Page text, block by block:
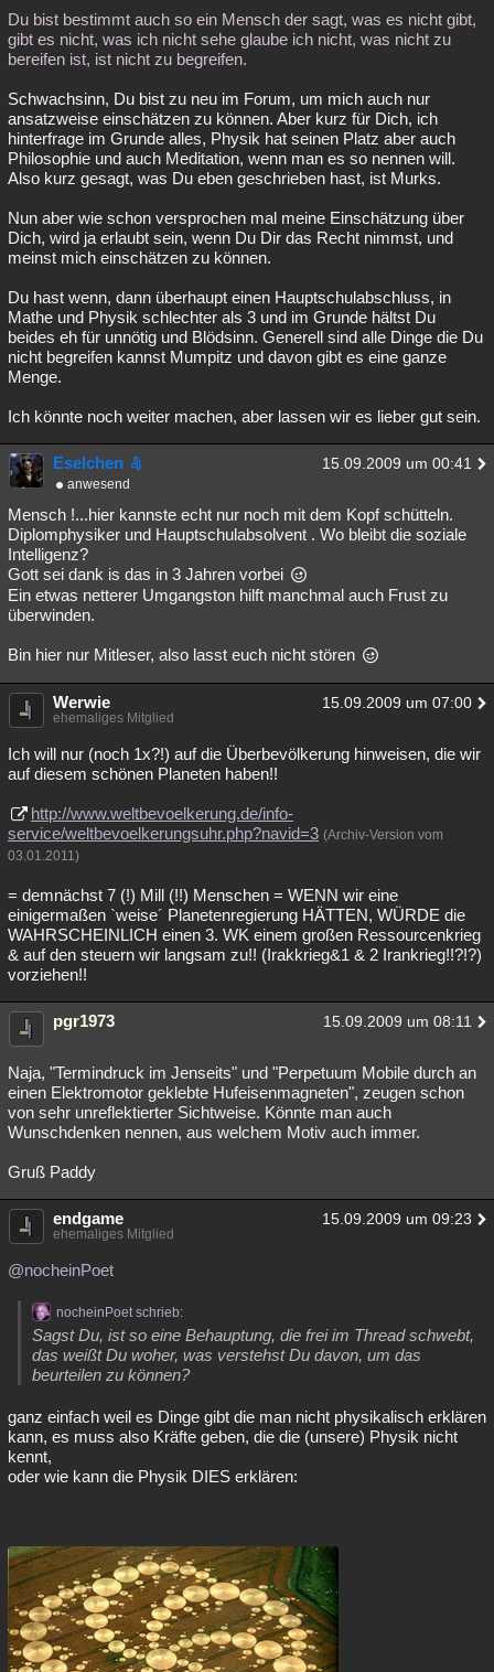
Du bist bestimmt auch so ein Mensch der sagt, was es nicht gibt,
gibt es nicht, was ich nicht sehe glaube ich nicht, was nicht zu
bereifen ist, ist nicht zu begreifen.
Schwachsinn, Du bist zu neu im Forum, um mich auch nur
ansatzweise einschätzen zu können. Aber kurz für Dich, ich
hinterfrage im Grunde alles, Physik hat seinen Platz aber auch
Philosophie und auch Meditation, wenn man es so nennen will.
Also kurz gesagt, was Du eben geschrieben hast, ist Murks.
Nun aber wie schon versprochen mal meine Einschätzung über
Dich, wird ja erlaubt sein, wenn Du Dir das Recht nimmst, und
meinst mich einschätzen zu können.
Du hast wenn, dann überhaupt einen Hauptschulabschluss, in
Mathe und Physik schlechter als 3 und im Grunde hältst Du
beides eh für unnötig und Blödsinn. Generell sind alle Dinge die Du
nicht begreifen kannst Mumpitz und davon gibt es eine ganze
Menge.
Ich könnte noch weiter machen, aber lassen wir es lieber gut sein.
Eselchen 15.09.2009 um 00:41
anwesend
Mensch !...hier kannste echt nur noch mit dem Kopf schütteln.
Diplomphysiker und Hauptschulabsolvent . Wo bleibt die soziale
Intelligenz?
Gott sei dank is das in 3 Jahren vorbei
Ein etwas netterer Umgangston hilft manchmal auch Frust zu
überwinden.
Bin hier nur Mitleser, also lasst euch nicht stören
Werwie 15.09.2009 um 07:00
ehemaliges Mitglied
Ich will nur (noch 1x?!) auf die Überbevölkerung hinweisen, die wir
auf diesem schönen Planeten haben!!
http://www.weltbevoelkerung.de/info-
service/weltbevoelkerungsuhr.php?navid=3 (Archiv-Version vom
03.01.2011)
= demnächst 7 (!) Mill (!!) Menschen = WENN wir eine
einigermaßen `weise´ Planetenregierung HÄTTEN, WÜRDE die
WAHRSCHEINLICH einen 3. WK einem großen Ressourcenkrieg
& auf den steuern wir langsam zu!! (Irakkrieg&1 & 2 Irankrieg!!?!?)
vorziehen!!
pgr1973 15.09.2009 um 08:11
Naja, "Termindruck im Jenseits" und "Perpetuum Mobile durch an
einen Elektromotor geklebte Hufeisenmagneten", zeugen schon
von sehr unreflektierter Sichtweise. Könnte man auch
Wunschdenken nennen, aus welchem Motiv auch immer.
Gruß Paddy
endgame 15.09.2009 um 09:23
ehemaliges Mitglied
@nocheinPoet
nocheinPoet schrieb:
Sagst Du, ist so eine Behauptung, die frei im Thread schwebt,
das weißt Du woher, was verstehst Du davon, um das
beurteilen zu können?
ganz einfach weil es Dinge gibt die man nicht physikalisch erklären
kann, es muss also Kräfte geben, die die (unsere) Physik nicht
kennt,
oder wie kann die Physik DIES erklären: